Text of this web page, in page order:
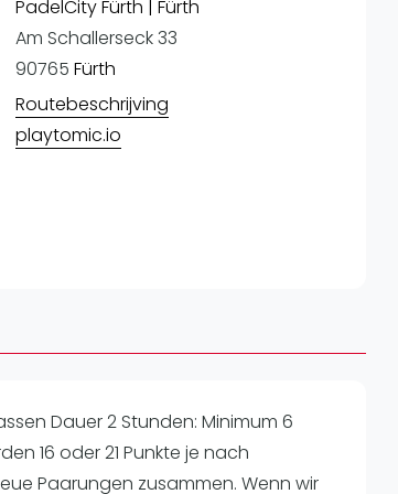
PadelCity Fürth | Fürth
Am Schallerseck 33
90765 Fürth
Routebeschrijving
playtomic.io
Dauer 2 Stunden: Minimum 6
16 oder 21 Punkte je nach
Paarungen zusammen. Wenn wir